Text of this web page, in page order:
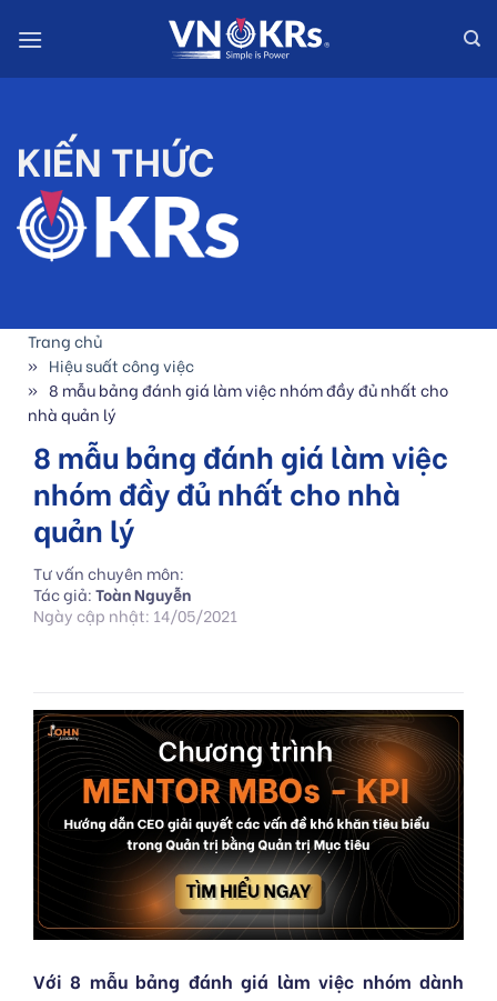
KIẾN THỨC
Trang chủ
Hiệu suất công việc
8 mẫu bảng đánh giá làm việc nhóm đầy đủ nhất cho
nhà quản lý
8 mẫu bảng đánh giá làm việc
nhóm đầy đủ nhất cho nhà
quản lý
Tư vấn chuyên môn:
Tác giả:Toàn Nguyễn
Ngày cập nhật: 14/05/2021
Với 8 mẫu bảng đánh giá làm việc nhóm dành